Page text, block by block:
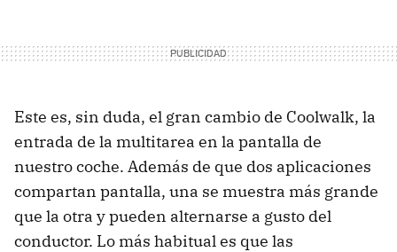
Este es, sin duda, el gran cambio de Coolwalk, la
entrada de la multitarea en la pantalla de
nuestro coche. Además de que dos aplicaciones
compartan pantalla, una se muestra más grande
que la otra y pueden alternarse a gusto del
conductor. Lo más habitual es que las